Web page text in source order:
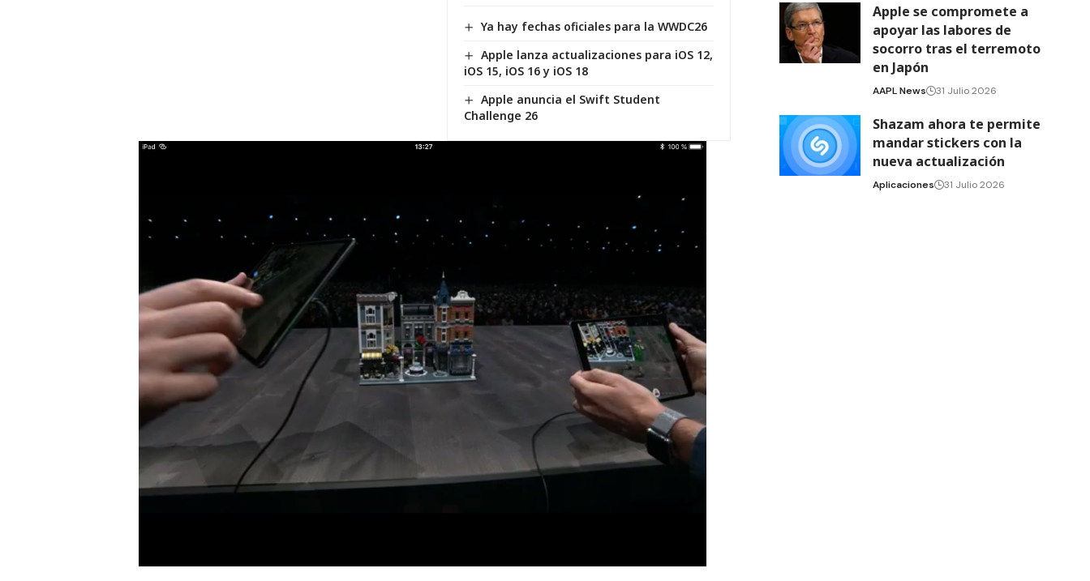
Ya hay fechas oficiales para la WWDC26
Apple lanza actualizaciones para iOS 12,
iOS 15, iOS 16 y iOS 18
Apple anuncia el Swift Student
Challenge 26
Apple se compromete a
apoyar las labores de
socorro tras el terremoto
en Japón
AAPL News 31 Julio 2026
Shazam ahora te permite
mandar stickers con la
nueva actualización
Aplicaciones 31 Julio 2026